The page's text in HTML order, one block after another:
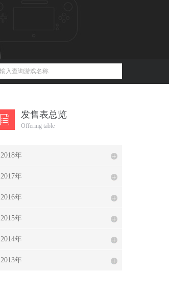
发售表总览
Offering table
2018年
2017年
2016年
2015年
2014年
2013年